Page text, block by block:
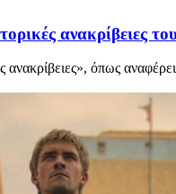
ανακρίβειες
όπως